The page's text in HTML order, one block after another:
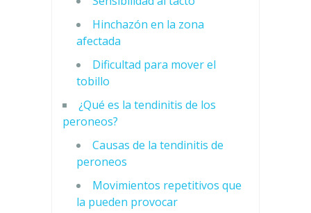
Hinchazón en la zona
afectada
Dificultad para mover el
tobillo
¿Qué es la tendinitis de los
peroneos?
Causas de la tendinitis de
peroneos
Movimientos repetitivos que
la pueden provocar